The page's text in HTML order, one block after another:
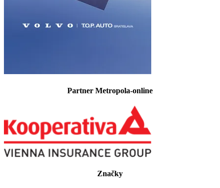
Partner Metropola-online
Značky